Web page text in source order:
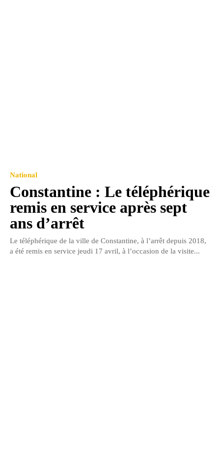
National
Constantine : Le téléphérique
remis en service après sept
ans d’arrêt
Le téléphérique de la ville de Constantine, à l’arrêt depuis 2018,
a été remis en service jeudi 17 avril, à l’occasion de la visite...